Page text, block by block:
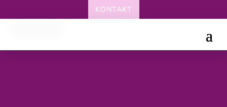
KONTAKT